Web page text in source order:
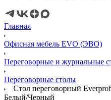
Главная
Офисная мебель EVO (ЭВО)
Переговорные и журнальные
Переговорные столы
Стол переговорный
Белый/Черный